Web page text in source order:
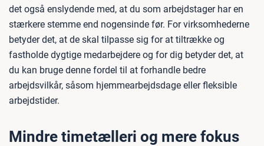
det også enslydende med, at du som arbejdstager har en
stærkere stemme end nogensinde før. For virksomhederne
betyder det, at de skal tilpasse sig for at tiltrække og
fastholde dygtige medarbejdere og for dig betyder det, at
du kan bruge denne fordel til at forhandle bedre
arbejdsvilkår, såsom hjemmearbejdsdage eller fleksible
arbejdstider.
Mindre timetælleri og mere fokus